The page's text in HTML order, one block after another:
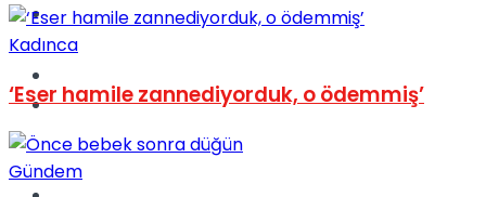
Sinema
Tatil
Kadınca
‘Eser hamile zannediyorduk, o ödemmiş’
Gündem